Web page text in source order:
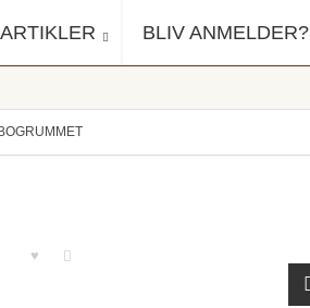
ARTIKLER BLIV ANMELDER?